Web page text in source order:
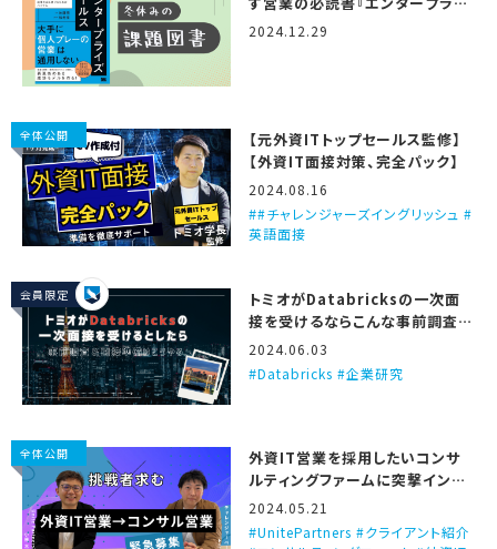
ズセールス』
2024.12.29
全体公開
【元外資ITトップセールス監修】
【外資IT面接対策、完全パック】
2024.08.16
#チャレンジャーズイングリッシュ #
英語面接
会員限定
トミオがDatabricksの一次面
接を受けるならこんな事前調査と
準備をする、という話
2024.06.03
Databricks #企業研究
全体公開
外資IT営業を採用したいコンサ
ルティングファームに突撃インタ
ビュー！（Unite Partners）
2024.05.21
UnitePartners #クライアント紹介